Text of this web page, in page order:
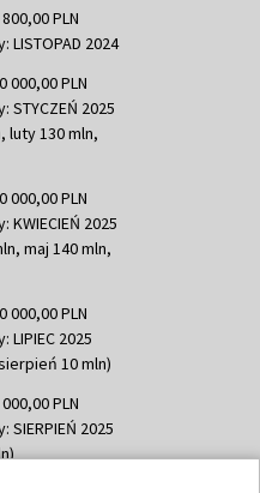
PLN
2024
000,00 PLN
2025
luty 130 mln,
000,00 PLN
2025
maj 140 mln,
000,00 PLN
LIPIEC 2025
10 mln)
PLN
2025